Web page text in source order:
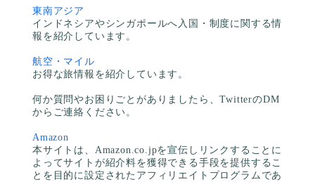
東南アジア
インドネシアやシンガポールへ入国・制度に関する情
報を紹介しています。
航空・マイル
お得な旅情報を紹介しています。
何か質問やお困りごとがありましたら、TwitterのDM
からご連絡ください。
Amazon
本サイトは、Amazon.co.jpを宣伝しリンクすることに
よってサイトが紹介料を獲得できる手段を提供するこ
とを目的に設定されたアフィリエイトプログラムであ